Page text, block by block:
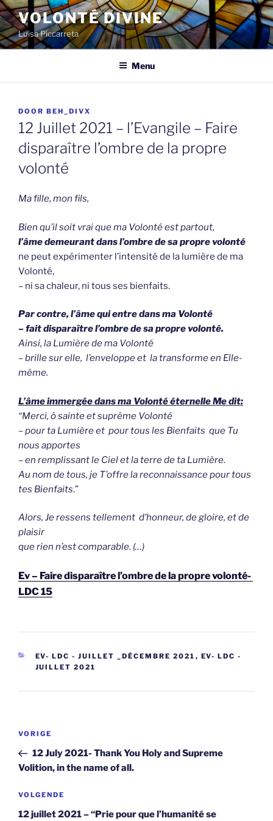
Spring
naar
de
inhoud
VOLONTÉ DIVINE
Luisa Piccarreta
Menu
GEPLAATST
OP
DOOR BEH_DIVX
12 Juillet 2021 – l’Evangile – Faire
disparaître l’ombre de la propre
volonté
Ma fille, mon fils,
Bien qu’il soit vrai que ma Volonté est partout,
l’âme demeurant dans l’ombre de sa propre volonté
ne peut expérimenter l’intensité de la lumière de ma
Volonté,
– ni sa chaleur, ni tous ses bienfaits.
Par contre, l’âme qui entre dans ma Volonté
–fait disparaître l’ombre de sa propre volonté.
Ainsi, la Lumière de ma Volonté
– brille sur elle, l’enveloppe et la transforme en Elle-
même.
L’âme immergée dans ma Volonté éternelle Me dit:
“Merci, ô sainte et suprême Volonté
– pour ta Lumière et pour tous les Bienfaits que Tu
nous apportes
– en remplissant le Ciel et la terre de ta Lumière.
Au nom de tous, je T’offre la reconnaissance pour tous
tes Bienfaits.”
Alors, Je ressens tellement d’honneur, de gloire, et de
plaisir
que rien n’est comparable. (…)
Ev – Faire disparaître l’ombre de la propre volonté-
LDC 15
CATEGORIEËN
EV- LDC - JUILLET _DÉCEMBRE 2021 , EV- LDC -
JUILLET 2021
Berichtnavigatie
Vorig
bericht
VORIGE
12 July 2021- Thank You Holy and Supreme
Volition, in the name of all.
Volgend
bericht
VOLGENDE
12 juillet 2021 – “Prie pour que l’humanité se